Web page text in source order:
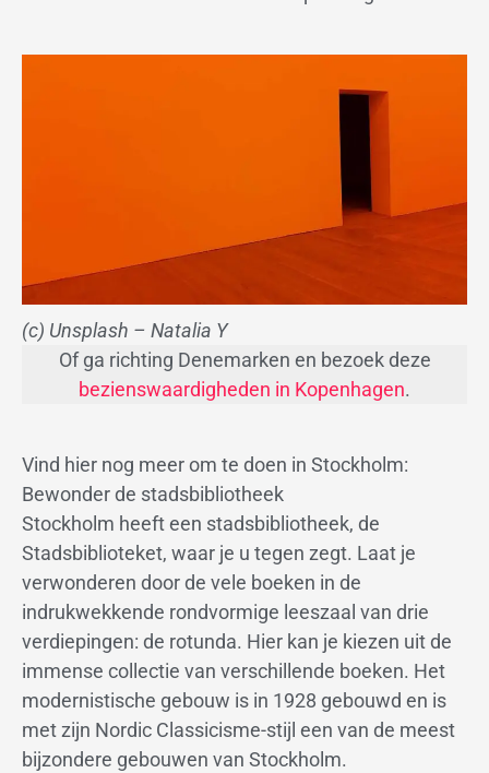
(c) Unsplash – Natalia Y
Of ga richting Denemarken en bezoek deze
bezienswaardigheden in Kopenhagen.
Vind hier nog meer om te doen in Stockholm:
Bewonder de stadsbibliotheek
Stockholm heeft een stadsbibliotheek, de
Stadsbiblioteket, waar je u tegen zegt. Laat je
verwonderen door de vele boeken in de
indrukwekkende rondvormige leeszaal van drie
verdiepingen: de rotunda. Hier kan je kiezen uit de
immense collectie van verschillende boeken. Het
modernistische gebouw is in 1928 gebouwd en is
met zijn Nordic Classicisme-stijl een van de meest
bijzondere gebouwen van Stockholm.